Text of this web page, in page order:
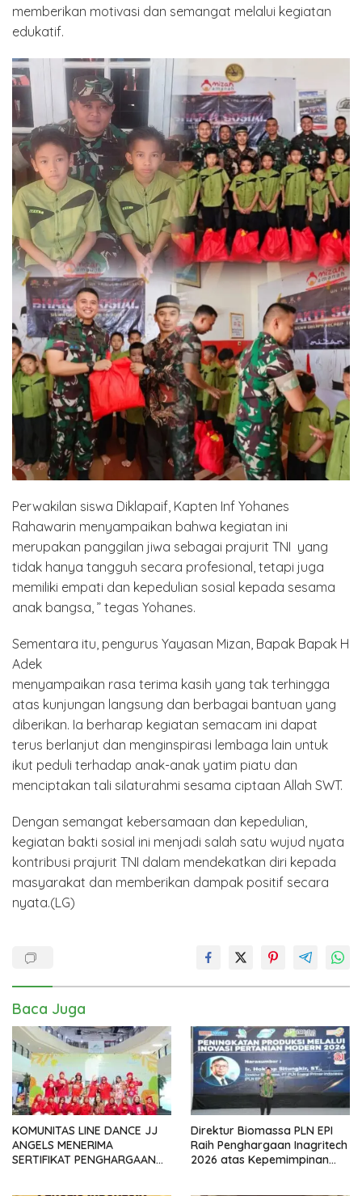
memberikan motivasi dan semangat melalui kegiatan
edukatif.
Perwakilan siswa Diklapaif, Kapten Inf Yohanes
Rahawarin menyampaikan bahwa kegiatan ini
merupakan panggilan jiwa sebagai prajurit TNI yang
tidak hanya tangguh secara profesional, tetapi juga
memiliki empati dan kepedulian sosial kepada sesama
anak bangsa, ” tegas Yohanes.
Sementara itu, pengurus Yayasan Mizan, Bapak Bapak H
Adek
menyampaikan rasa terima kasih yang tak terhingga
atas kunjungan langsung dan berbagai bantuan yang
diberikan. Ia berharap kegiatan semacam ini dapat
terus berlanjut dan menginspirasi lembaga lain untuk
ikut peduli terhadap anak-anak yatim piatu dan
menciptakan tali silaturahmi sesama ciptaan Allah SWT.
Dengan semangat kebersamaan dan kepedulian,
kegiatan bakti sosial ini menjadi salah satu wujud nyata
kontribusi prajurit TNI dalam mendekatkan diri kepada
masyarakat dan memberikan dampak positif secara
nyata.(LG)
Baca Juga
KOMUNITAS LINE DANCE JJ
ANGELS MENERIMA
SERTIFIKAT PENGHARGAAN
Direktur Biomassa PLN EPI
Raih Penghargaan Inagritech
2026 atas Kepemimpinan